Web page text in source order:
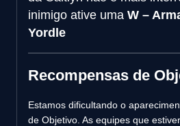
inimigo ative uma W –
Yordle
Recompensas de
Estamos dificultando o
de Objetivo. As equipes que